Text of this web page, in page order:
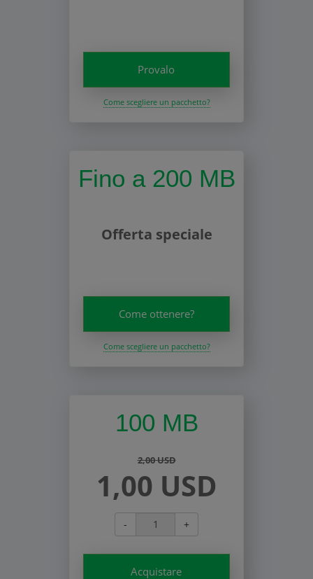
Provalo
Come scegliere un pacchetto?
Fino a 200 MB
Offerta speciale
Come ottenere?
Come scegliere un pacchetto?
100 MB
2,00 USD
1,00 USD
- +
Acquistare